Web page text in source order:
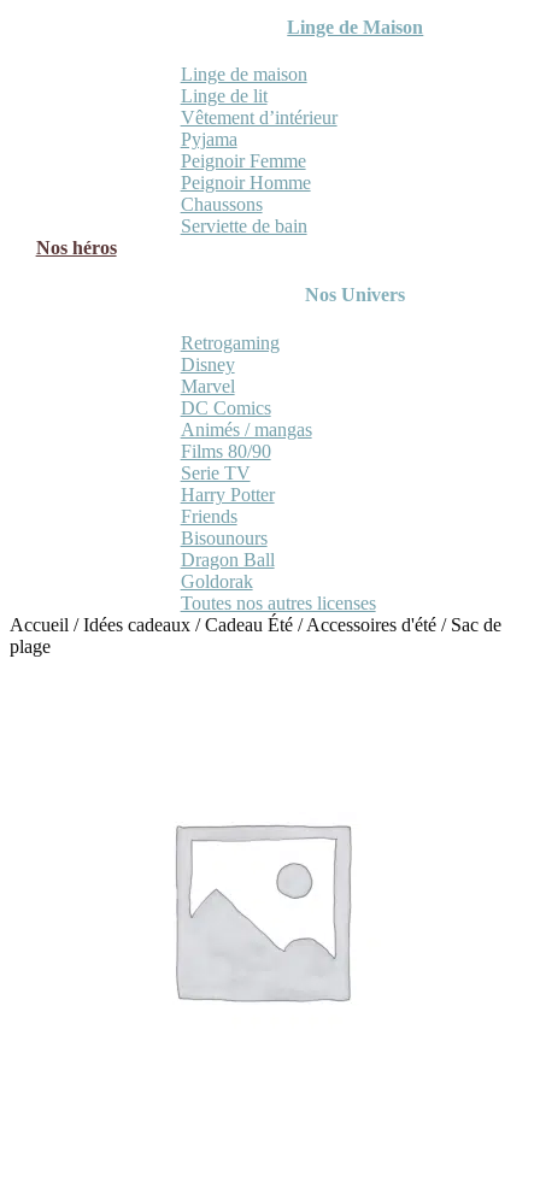
Linge de Maison
Linge de maison
Linge de lit
Vêtement d’intérieur
Pyjama
Peignoir Femme
Peignoir Homme
Chaussons
Serviette de bain
Nos héros
Nos Univers
Retrogaming
Disney
Marvel
DC Comics
Animés / mangas
Films 80/90
Serie TV
Harry Potter
Friends
Bisounours
Dragon Ball
Goldorak
Toutes nos autres licenses
Accueil /Idées cadeaux /Cadeau Été /Accessoires d'été / Sac de
plage